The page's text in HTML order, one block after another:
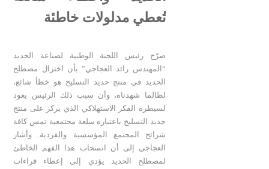
تُعطي مدلولات خاطئة
صرّح رئيس اللجنة الوطنية لصناعة الحديد
“المهندس رائد العجاجي” بأن اختزال مصطلح
الحديد في منتج حديد التسليح هو خطأ شائع،
لطالما شهدناه، وأن سبب ذلك الرئيس يعود
لسيطرة الفكر الاستهلاكي الذي يركز على منتج
حديد التسليح باعتباره سلعة مجتمعية تمس كافة
شرائح المجتمع المؤسسية والفردية. وأشار
العجاجي إلى أن انسحاب هذا الفهم الخاطئ
لمصطلح الحديد يؤدي إلى إعطاء قراءات